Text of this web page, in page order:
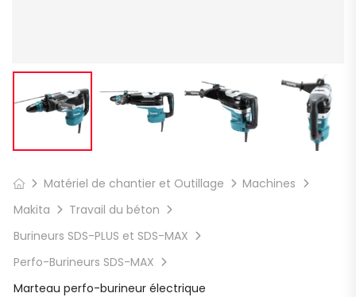
Matériel de chantier et Outillage
Machines
Makita
Travail du béton
Burineurs SDS-PLUS et SDS-MAX
Perfo-Burineurs SDS-MAX
Marteau perfo-burineur électrique